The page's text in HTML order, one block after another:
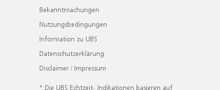
Bekanntmachungen
Nutzungsbedingungen
Information zu UBS
Datenschutzerklärung
Disclaimer / Impressum
* Die UBS Echtzeit- Indikationen basieren auf